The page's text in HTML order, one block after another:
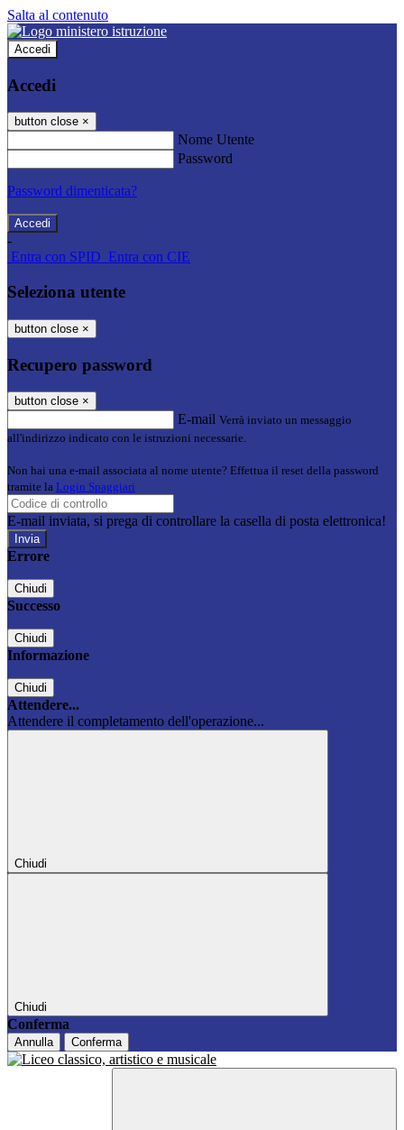
Salta al contenuto
Accedi
Accedi
button close ×
Nome Utente
Password
Password dimenticata?
-
Entra con SPID Entra con CIE
Seleziona utente
button close ×
Recupero password
button close ×
E-mail Verrà inviato un messaggio
all'indirizzo indicato con le istruzioni necessarie.
Non hai una e-mail associata al nome utente? Effettua il reset della password
tramite la Login Spaggiari
E-mail inviata, si prega di controllare la casella di posta elettronica!
Errore
Chiudi
Successo
Chiudi
Informazione
Chiudi
Attendere...
Attendere il completamento dell'operazione...
Chiudi
Chiudi
Conferma
Annulla Conferma